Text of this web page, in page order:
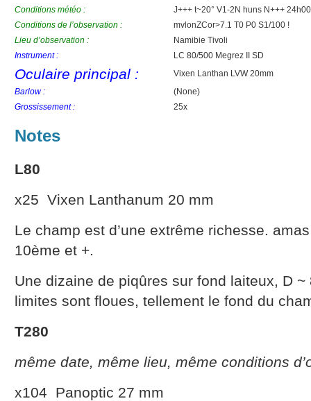
Conditions météo :
J+++ t~20° V1-2N huns N+++
Conditions de l’observation :
mvlonZCor>7.1 T0 P0 S1/100 !
Lieu d’observation :
Namibie Tivoli
Instrument :
LC 80/500 Megrez II SD
Oculaire principal :
Vixen Lanthan LVW 20mm
Barlow :
(None)
Grossissement :
25x
Notes
L80
x25 Vixen Lanthanum 20 mm
Le champ est d’une extrême richesse.
10ème et +.
Une dizaine de piqûres sur fond laiteux, D ~
limites sont floues, tellement le fond du
T280
même date, même lieu, même conditions
x104 Panoptic 27 mm